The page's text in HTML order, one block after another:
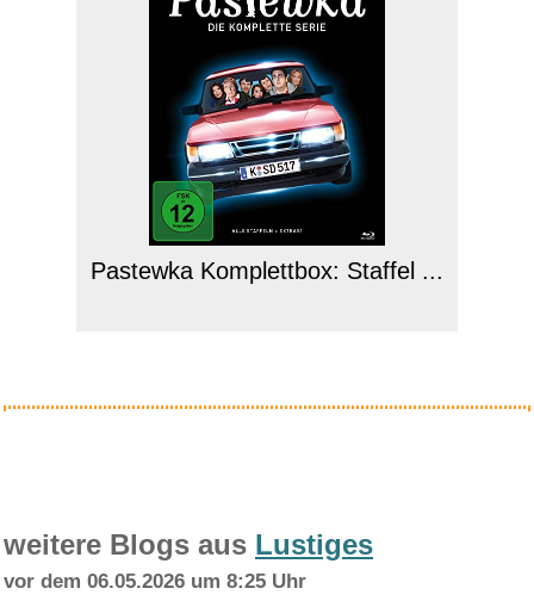
Pastewka Komplettbox: Staffel ...
weitere Blogs aus Lustiges
vor dem 06.05.2026 um 8:25 Uhr